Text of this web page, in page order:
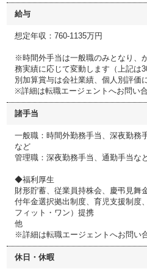
給与
想定年収：760-1135万円
※時間外手当は一般職のみとなり、
務実績に応じて変動します（上記
別加算賞与は会社業績、個人別評価
※詳細は転職エージェントへお問い合
諸手当
一般職：時間外勤務手当、深夜勤務
など
管理職：深夜勤務手当、通勤手当な
◆福利厚生
財形貯蓄、従業員持株会、慶弔見舞
付年金選択拠出制度、育児支援制度
フィット・ワン）提携
他
※詳細は転職エージェントへお問い
休日・休暇